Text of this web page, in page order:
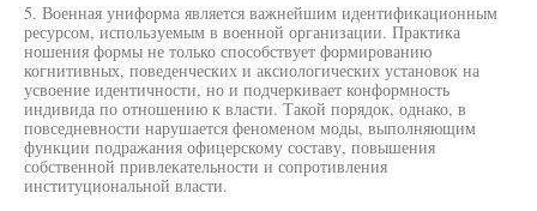
5. Военная униформа является важнейшим идентификационным
ресурсом, используемым в военной организации. Практика
ношения формы не только способствует формированию
когнитивных, поведенческих и аксиологических установок на
усвоение идентичности, но и подчеркивает конформность
индивида по отношению к власти. Такой порядок, однако, в
повседневности нарушается феноменом моды, выполняющим
функции подражания офицерскому составу, повышения
собственной привлекательности и сопротивления
институциональной власти.